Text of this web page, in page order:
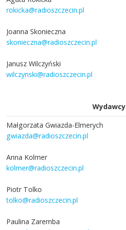
rokicka@radioszczecin.pl
Joanna Skonieczna
skonieczna@radioszczecin.pl
Janusz Wilczyński
wilczynski@radioszczecin.pl
Wydawcy
Małgorzata Gwiazda-Elmerych
gwiazda@radioszczecin.pl
Anna Kolmer
kolmer@radioszczecin.pl
Piotr Tolko
tolko@radioszczecin.pl
Paulina Zaremba